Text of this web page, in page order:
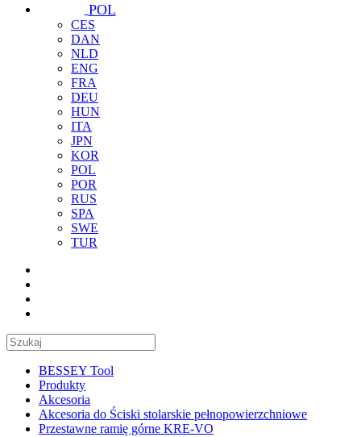
POL
CES
DAN
NLD
ENG
FRA
DEU
HUN
ITA
JPN
KOR
POL
POR
RUS
SPA
SWE
TUR
BESSEY Tool
Produkty
Akcesoria
Akcesoria do Ściski stolarskie pełnopowierzchniowe
Przestawne ramię górne KRE-VO